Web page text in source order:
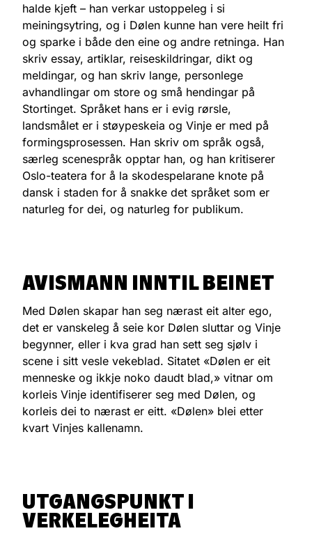
halde kjeft – han verkar ustoppeleg i si
meiningsytring, og i Dølen kunne han vere heilt fri
og sparke i både den eine og andre retninga. Han
skriv essay, artiklar, reiseskildringar, dikt og
meldingar, og han skriv lange, personlege
avhandlingar om store og små hendingar på
Stortinget. Språket hans er i evig rørsle,
landsmålet er i støypeskeia og Vinje er med på
formingsprosessen. Han skriv om språk også,
særleg scenespråk opptar han, og han kritiserer
Oslo-teatera for å la skodespelarane knote på
dansk i staden for å snakke det språket som er
naturleg for dei, og naturleg for publikum.
AVISMANN INNTIL BEINET
Med Dølen skapar han seg nærast eit alter ego,
det er vanskeleg å seie kor Dølen sluttar og Vinje
begynner, eller i kva grad han sett seg sjølv i
scene i sitt vesle vekeblad. Sitatet «Dølen er eit
menneske og ikkje noko daudt blad,» vitnar om
korleis Vinje identifiserer seg med Dølen, og
korleis dei to nærast er eitt. «Dølen» blei etter
kvart Vinjes kallenamn.
UTGANGSPUNKT I
VERKELEGHEITA